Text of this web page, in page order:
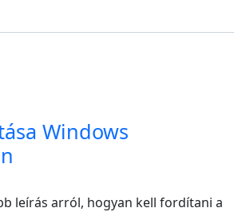
Windows
leírás arról, hogyan kell fordítani a